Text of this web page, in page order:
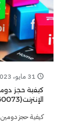
31 مايو، 2023
كيفية حجز
الإنترنت